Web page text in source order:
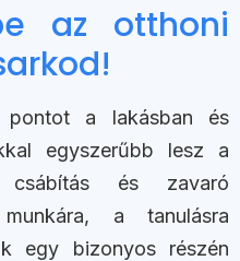
az otthoni
pontot a lakásban és
egyszerűbb lesz a
csábítás és zavaró
a tanulásra
egy bizonyos részén